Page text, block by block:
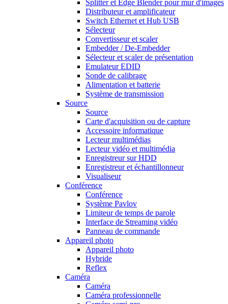
Splitter et Edge Blender pour mur d'images
Distributeur et amplificateur
Switch Ethernet et Hub USB
Sélecteur
Convertisseur et scaler
Embedder / De-Embedder
Sélecteur et scaler de présentation
Emulateur EDID
Sonde de calibrage
Alimentation et batterie
Système de transmission
Source
Source
Carte d'acquisition ou de capture
Accessoire informatique
Lecteur multimédias
Lecteur vidéo et multimédia
Enregistreur sur HDD
Enregistreur et échantillonneur
Visualiseur
Conférence
Conférence
Système Pavlov
Limiteur de temps de parole
Interface de Streaming vidéo
Panneau de commande
Appareil photo
Appareil photo
Hybride
Reflex
Caméra
Caméra
Caméra professionnelle